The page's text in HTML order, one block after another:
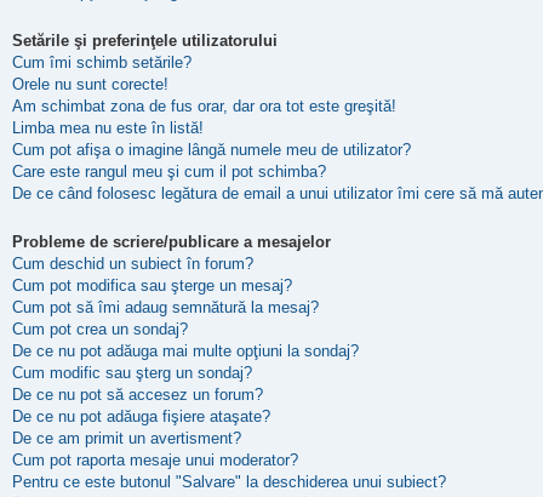
Setările şi preferinţele utilizatorului
Cum îmi schimb setările?
Orele nu sunt corecte!
Am schimbat zona de fus orar, dar ora tot este greşită!
Limba mea nu este în listă!
Cum pot afişa o imagine lângă numele meu de utilizator?
Care este rangul meu şi cum il pot schimba?
De ce când folosesc legătura de email a unui utilizator îmi cere să mă
Probleme de scriere/publicare a mesajelor
Cum deschid un subiect în forum?
Cum pot modifica sau şterge un mesaj?
Cum pot să îmi adaug semnătură la mesaj?
Cum pot crea un sondaj?
De ce nu pot adăuga mai multe opţiuni la sondaj?
Cum modific sau şterg un sondaj?
De ce nu pot să accesez un forum?
De ce nu pot adăuga fişiere ataşate?
De ce am primit un avertisment?
Cum pot raporta mesaje unui moderator?
Pentru ce este butonul "Salvare" la deschiderea unui subiect?